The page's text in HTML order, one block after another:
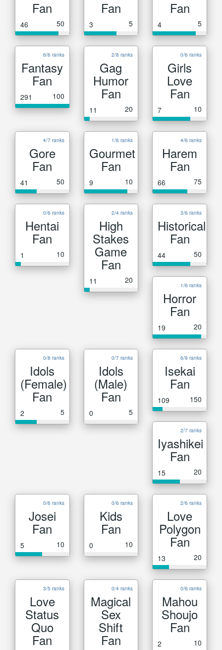
Fan
46 50
Fan
3 5
Fan
4 5
6/6 ranks
Fantasy
Fan
291 100
2/8 ranks
Gag
Humor
Fan
11 20
0/6 ranks
Girls
Love
Fan
7 10
4/7 ranks
Gore
Fan
41 50
1/6 ranks
Gourmet
Fan
9 10
4/6 ranks
Harem
Fan
66 75
0/6 ranks
Hentai
Fan
1 10
2/4 ranks
High
Stakes
Game
Fan
11 20
3/6 ranks
Historical
Fan
44 50
1/6 ranks
Horror
Fan
19 20
0/8 ranks
Idols
(Female)
Fan
2 5
0/7 ranks
Idols
(Male)
Fan
0 5
6/9 ranks
Isekai
Fan
109 150
2/7 ranks
Iyashikei
Fan
15 20
0/6 ranks
Josei
Fan
5 10
0/6 ranks
Kids
Fan
0 10
2/6 ranks
Love
Polygon
Fan
13 20
3/5 ranks
Love
Status
Quo
Fan
0/4 ranks
Magical
Sex
Shift
Fan
0/6 ranks
Mahou
Shoujo
Fan
2 10